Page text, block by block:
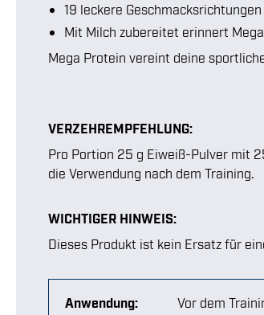
19 leckere
Mit Milch zubereitet erinnert
Mega Protein vereint deine
VERZEHREMPFEHLUNG:
Pro Portion 25 g Eiweiß-Pulver mit
die Verwendung nach dem Training.
WICHTIGER HINWEIS:
Dieses Produkt ist kein Ersatz für
Anwendung: Vor dem